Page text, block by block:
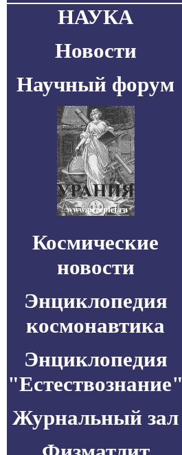
НАУКА
Новости
Научный форум
Космические
новости
Энциклопедия
космонавтика
Энциклопедия
"Естествознание"
Журнальный зал